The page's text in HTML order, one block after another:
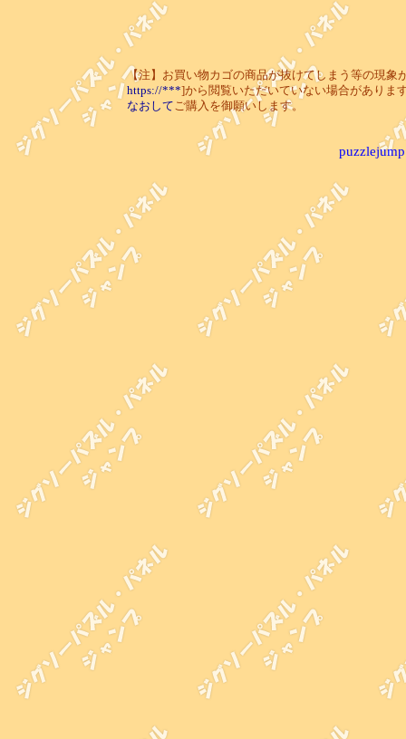
【注】お買い物カゴの商品が抜けてしまう等の現象
https://***]から閲覧いただいていない場合がありま
なおしてご購入を御願いします。